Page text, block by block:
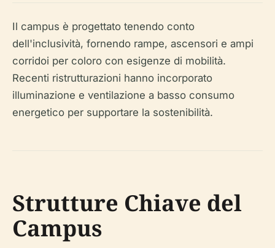
Il campus è progettato tenendo conto
dell'inclusività, fornendo rampe, ascensori e ampi
corridoi per coloro con esigenze di mobilità.
Recenti ristrutturazioni hanno incorporato
illuminazione e ventilazione a basso consumo
energetico per supportare la sostenibilità.
Strutture Chiave del
Campus